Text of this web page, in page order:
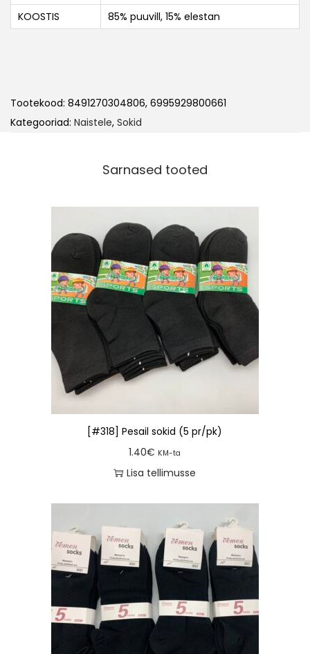
KOOSTIS
85% puuvill, 15% elestan
Tootekood: 8491270304806, 6995929800661
Kategooriad: Naistele, Sokid
Sarnased tooted
[#318] Pesail sokid (5 pr/pk)
1.40€ KM-ta
Lisa tellimusse